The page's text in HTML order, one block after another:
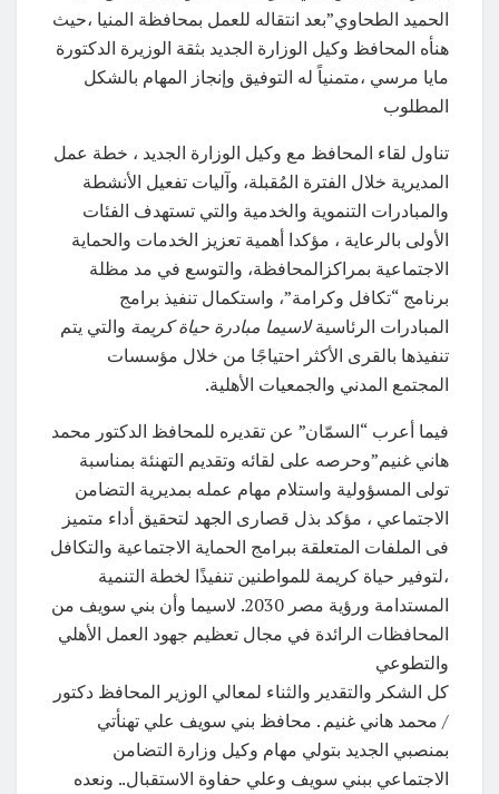
الحميد الطحاوي”بعد انتقاله للعمل بمحافظة المنيا ،حيث
هنأه المحافظ وكيل الوزارة الجديد بثقة الوزيرة الدكتورة
مايا مرسي ،متمنياً له التوفيق وإنجاز المهام بالشكل
المطلوب
تناول لقاء المحافظ مع وكيل الوزارة الجديد ، خطة عمل
المديرية خلال الفترة المُقبلة، وآليات تفعيل الأنشطة
والمبادرات التنموية والخدمية والتي تستهدف الفئات
الأولى بالرعاية ، مؤكدا أهمية تعزيز الخدمات والحماية
الاجتماعية بمراكزالمحافظة، والتوسع في مد مظلة
برنامج “تكافل وكرامة”، واستكمال تنفيذ برامج
المبادرات الرئاسيةلاسيما مبادرة حياة كريمة والتي يتم
تنفيذها بالقرى الأكثر احتياجًا من خلال مؤسسات
المجتمع المدني والجمعيات الأهلية.
فيما أعرب “السمّان” عن تقديره للمحافظ الدكتور محمد
هاني غنيم”وحرصه على لقائه وتقديم التهنئة بمناسبة
تولى المسؤولية واستلام مهام عمله بمديرية التضامن
الاجتماعي ، مؤكد بذل قصارى الجهد لتحقيق أداء متميز
فى الملفات المتعلقة ببرامج الحماية الاجتماعية والتكافل
،لتوفير حياة كريمة للمواطنين تنفيذًا لخطة التنمية
المستدامة ورؤية مصر 2030. لاسيما وأن بني سويف من
المحافظات الرائدة في مجال تعظيم جهود العمل الأهلي
والتطوعي
كل الشكر والتقدير والثناء لمعالي الوزير المحافظ دكتور
/ محمد هاني غنيم . محافظ بني سويف علي تهنأتي
بمنصبي الجديد بتولي مهام وكيل وزارة التضامن
الاجتماعي ببني سويف وعلي حفاوة الاستقبال.. ونعده